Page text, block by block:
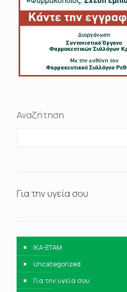
Αναζήτηση
Για την υγεία σου
IKA-ETAM
Uncategorized
Για την υγεία σου